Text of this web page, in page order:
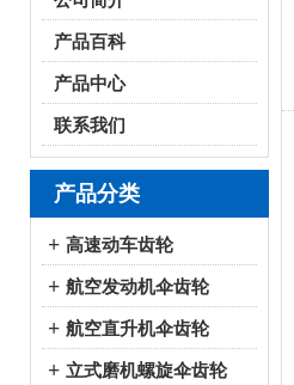
产品百科
产品中心
联系我们
产品分类
+ 高速动车齿轮
+ 航空发动机伞齿轮
+ 航空直升机伞齿轮
+ 立式磨机螺旋伞齿轮